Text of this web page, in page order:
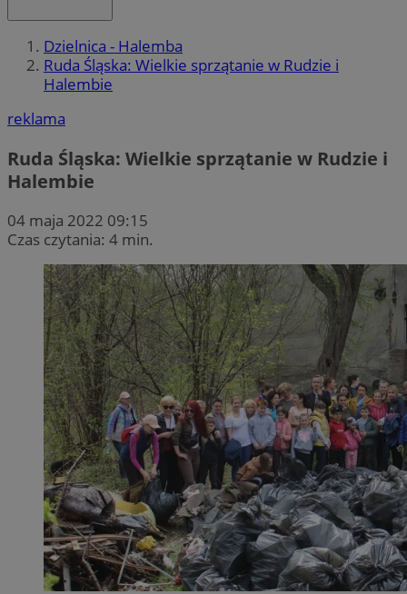
Dzielnica - Halemba
Ruda Śląska: Wielkie sprzątanie w Rudzie i
Halembie
reklama
Ruda Śląska: Wielkie sprzątanie w Rudzie i
Halembie
04 maja 2022 09:15
Czas czytania: 4 min.